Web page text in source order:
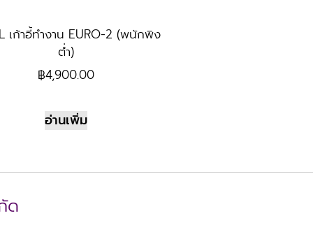
เก้าอี้ทำงาน EURO-2 (พนักพิง
ต่ำ)
฿4,900.00
อ่านเพิ่ม
ด